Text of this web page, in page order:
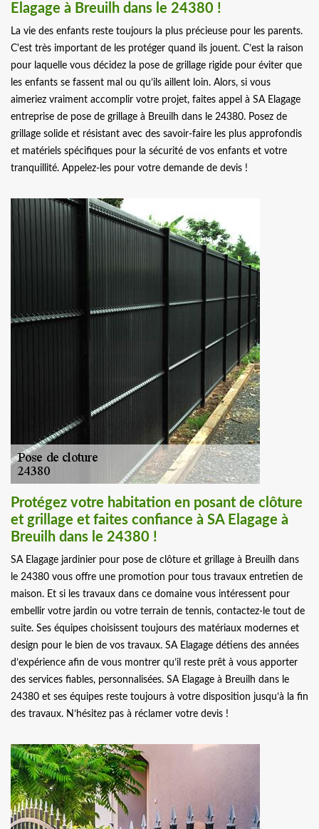
Elagage à Breuilh dans le 24380 !
La vie des enfants reste toujours la plus précieuse pour les parents.
C'est très important de les protéger quand ils jouent. C’est la raison
pour laquelle vous décidez la pose de grillage rigide pour éviter que
les enfants se fassent mal ou qu’ils aillent loin. Alors, si vous
aimeriez vraiment accomplir votre projet, faites appel à SA Elagage
entreprise de pose de grillage à Breuilh dans le 24380. Posez de
grillage solide et résistant avec des savoir-faire les plus approfondis
et matériels spécifiques pour la sécurité de vos enfants et votre
tranquillité. Appelez-les pour votre demande de devis !
Protégez votre habitation en posant de clôture
et grillage et faites confiance à SA Elagage à
Breuilh dans le 24380 !
SA Elagage jardinier pour pose de clôture et grillage à Breuilh dans
le 24380 vous offre une promotion pour tous travaux entretien de
maison. Et si les travaux dans ce domaine vous intéressent pour
embellir votre jardin ou votre terrain de tennis, contactez-le tout de
suite. Ses équipes choisissent toujours des matériaux modernes et
design pour le bien de vos travaux. SA Elagage détiens des années
d’expérience afin de vous montrer qu’il reste prêt à vous apporter
des services fiables, personnalisées. SA Elagage à Breuilh dans le
24380 et ses équipes reste toujours à votre disposition jusqu’à la fin
des travaux. N’hésitez pas à réclamer votre devis !